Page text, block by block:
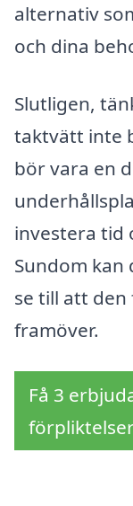
alternativ
och dina
Slutligen,
taktvätt inte
bör vara en
investera tid
Sundom kan
se till att
framöver.
Få 3